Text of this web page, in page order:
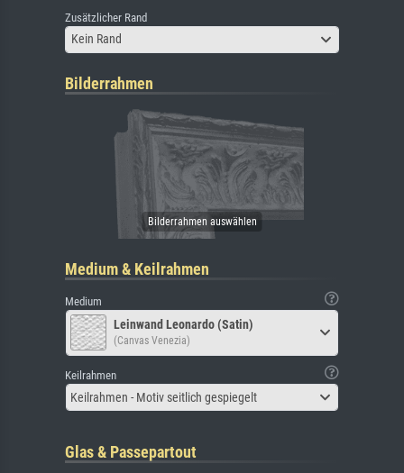
Zusätzlicher Rand
Kein Rand
Bilderrahmen
Medium & Keilrahmen
Medium
Leinwand Leonardo (Satin)
(Canvas Venezia)
Keilrahmen
Keilrahmen - Motiv seitlich gespiegelt
Glas & Passepartout